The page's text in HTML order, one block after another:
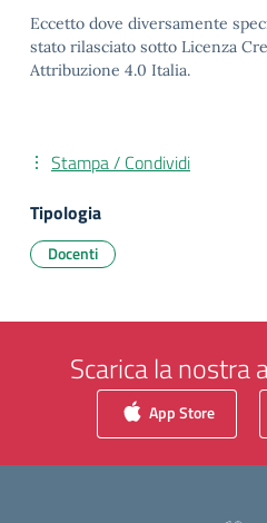
Eccetto dove diversamente
stato rilasciato sotto Licenza
Attribuzione 4.0 Italia.
Stampa / Condividi
Tipologia
Docenti
Scarica la nostra
App Store